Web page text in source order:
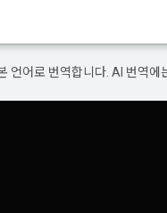
어로 번역합니다. AI 번역에